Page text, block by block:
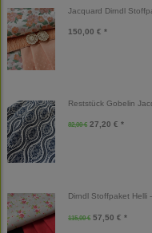
Jacquard Dirndl
150,00 € *
Reststück Gobelin
32,00 € 27,20 € *
Dirndl Stoffpaket Helli
115,00 € 57,50 € *